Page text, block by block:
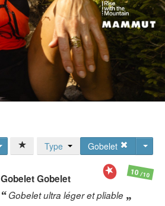
Gobelet
Type
GobeletGobelet
Gobelet ultra léger et pliable
10/10